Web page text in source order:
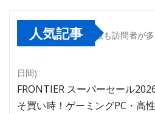
人気記事 最も訪問者が
日間)
FRONTIER スーパーセール
そ買い時！ゲーミングPC・高